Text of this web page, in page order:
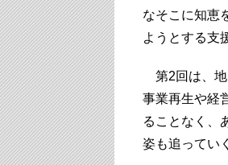
なそこに知恵
ようとする支
第2回は、地
事業再生や経
ることなく、
姿も追ってい